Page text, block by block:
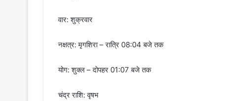
वार: शुक्रवार
नक्षत्र: मृगशिरा – रात्रि 08:04 बजे तक
योग: शुक्ल – दोपहर 01:07 बजे तक
चंद्र राशि: वृषभ